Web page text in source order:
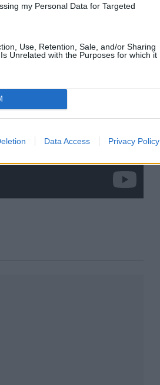
my Personal Data for Targeted
Use, Retention, Sale, and/or Sharing
Unrelated with the Purposes for which it
Data Access Privacy Policy